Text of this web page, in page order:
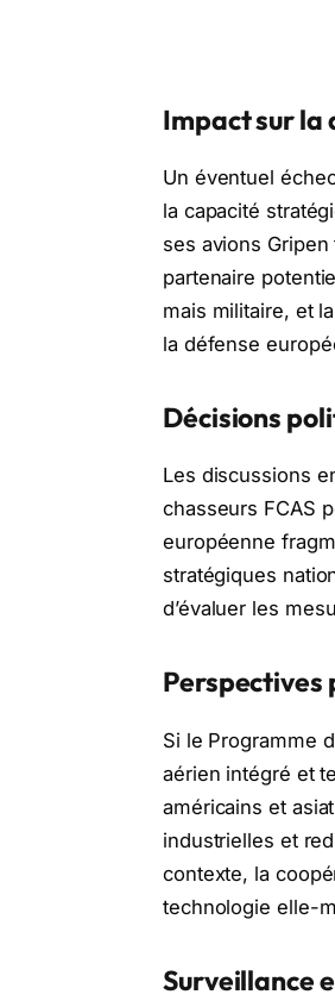
Impact sur la
Un éventuel
la capacité
ses avions
partenaire
mais militaire, et
la défense
Décisions
Les discussions
chasseurs FCAS
européenne
stratégiques
d’évaluer les
Perspectives
Si le Programme
aérien intégré et
américains et
industrielles et
contexte, la
technologie elle-
Surveillance